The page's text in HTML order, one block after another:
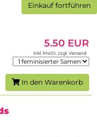
Einkauf fortführen
5.50 EUR
inkl. MwSt. zzgl. Versand
In den Warenkorb